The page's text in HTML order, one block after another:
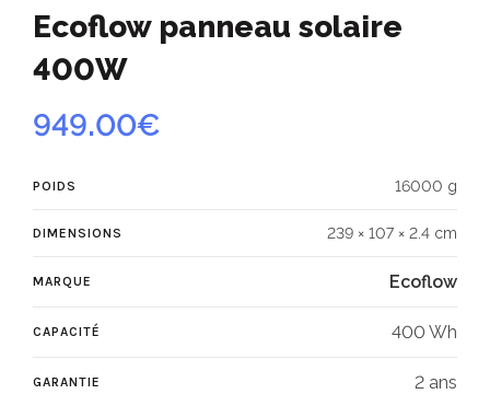
Ecoflow panneau solaire
400W
949.00€
POIDS 16000 g
DIMENSIONS 239 × 107 × 2.4 cm
MARQUE Ecoflow
CAPACITÉ 400 Wh
GARANTIE 2 ans